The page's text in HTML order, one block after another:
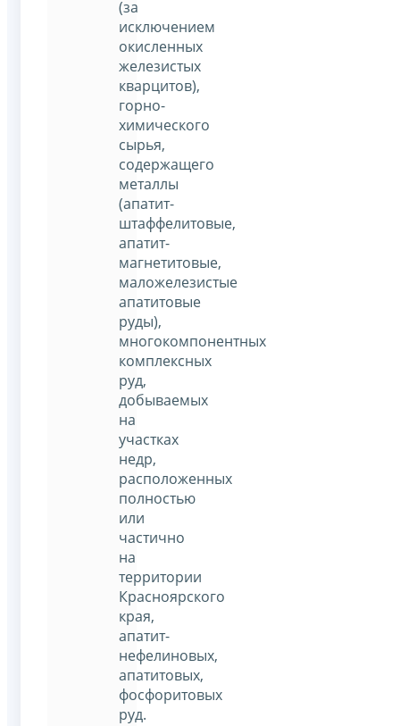
(за
исключением
окисленных
железистых
кварцитов),
горно-
химического
сырья,
содержащего
металлы
(апатит-
штаффелитовые,
апатит-
магнетитовые,
маложелезистые
апатитовые
руды),
многокомпонентных
комплексных
руд,
добываемых
на
участках
недр,
расположенных
полностью
или
частично
на
территории
Красноярского
края,
апатит-
нефелиновых,
апатитовых,
фосфоритовых
руд.